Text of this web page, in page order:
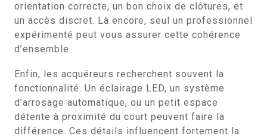
orientation correcte, un bon choix de clôtures, et
un accès discret. Là encore, seul un professionnel
expérimenté peut vous assurer cette cohérence
d’ensemble.
Enfin, les acquéreurs recherchent souvent la
fonctionnalité. Un éclairage LED, un système
d’arrosage automatique, ou un petit espace
détente à proximité du court peuvent faire la
différence. Ces détails influencent fortement la